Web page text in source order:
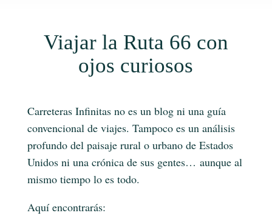
Viajar la Ruta 66 con
ojos curiosos
Carreteras Infinitas no es un blog ni una guía
convencional de viajes. Tampoco es un análisis
profundo del paisaje rural o urbano de Estados
Unidos ni una crónica de sus gentes… aunque al
mismo tiempo lo es todo.
Aquí encontrarás: